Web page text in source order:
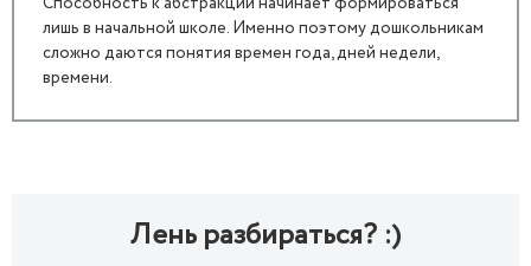
лишь в начальной школе. Именно поэтому дошкольникам
сложно даются понятия времен года, дней недели,
времени.
Лень разбираться? :)